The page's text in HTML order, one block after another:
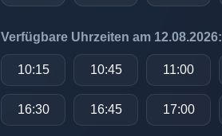
Verfügbare Uhrzeiten am 12.08.2026:
10:15 10:45 11:00
16:30 16:45 17:00